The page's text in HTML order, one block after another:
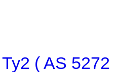
( AS 5272